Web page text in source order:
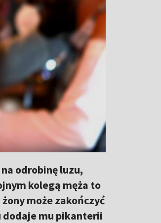
odrobinę luzu,
kolegą męża to
może zakończyć
dodaje mu pikanterii